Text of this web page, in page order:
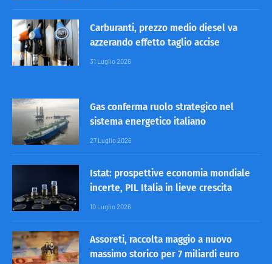
Carburanti, prezzo medio diesel va
azzerando effetto taglio accise
31 Luglio 2026
Gas conferma ruolo strategico nel
sistema energetico italiano
27 Luglio 2026
Istat: prospettive economia mondiale
incerte, PIL Italia in lieve crescita
10 Luglio 2026
Assoreti, raccolta maggio a nuovo
massimo storico per 7 miliardi euro